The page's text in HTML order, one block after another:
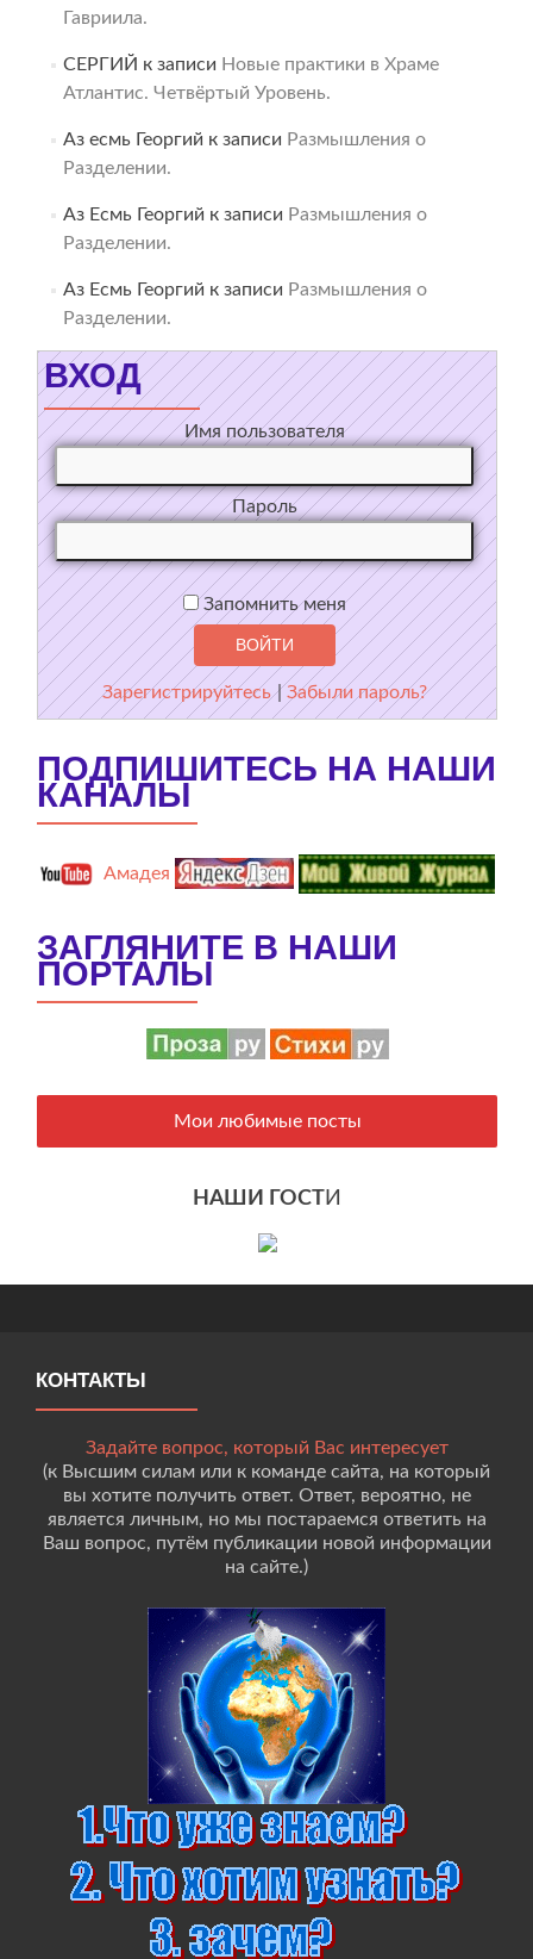
Гавриила.
СЕРГИЙ к записи Новые практики в Храме
Атлантис. Четвёртый Уровень.
Аз есмь Георгий к записи Размышления о
Разделении.
Аз Есмь Георгий к записи Размышления о
Разделении.
Аз Есмь Георгий к записи Размышления о
Разделении.
ВХОД
Имя пользователя
Пароль
Запомнить меня
Зарегистрируйтесь |Забыли пароль?
ПОДПИШИТЕСЬ НА НАШИ
КАНАЛЫ
Амадея
ЗАГЛЯНИТЕ В НАШИ
ПОРТАЛЫ
Мои любимые посты
НАШИ ГОСТИ
КОНТАКТЫ
Задайте вопрос, который Вас интересует
(к Высшим силам или к команде сайта, на который
вы хотите получить ответ. Ответ, вероятно, не
является личным, но мы постараемся ответить на
Ваш вопрос, путём публикации новой информации
на сайте.)